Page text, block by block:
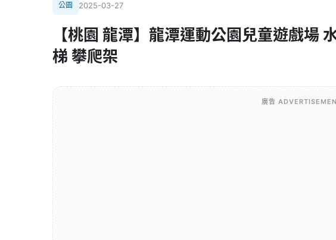
公園 2025-03-27
【桃園 龍潭】龍潭運動公園兒童遊戲場
梯 攀爬架
廣告